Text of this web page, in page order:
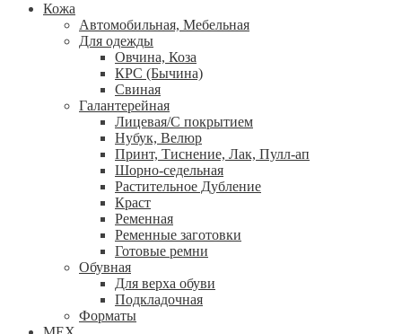
Кожа
Автомобильная, Мебельная
Для одежды
Овчина, Коза
КРС (Бычина)
Свиная
Галантерейная
Лицевая/С покрытием
Нубук, Велюр
Принт, Тиснение, Лак, Пулл-ап
Шорно-седельная
Растительное Дубление
Краст
Ременная
Ременные заготовки
Готовые ремни
Обувная
Для верха обуви
Подкладочная
Форматы